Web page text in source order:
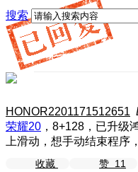
搜索
HONOR2201171512651
荣耀20 ，8+128，已升级
上滑动，想手动结束程
收藏 赞 11